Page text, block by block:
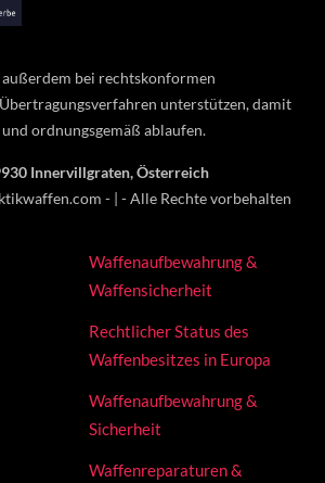
bei rechtskonformen
unterstützen, damit
ordnungsgemäß ablaufen.
Innervillgraten, Österreich
- | - Alle Rechte vorbehalten
Waffenaufbewahrung &
Waffensicherheit
Rechtlicher Status des
Waffenbesitzes in Europa
Waffenaufbewahrung &
Sicherheit
Waffenreparaturen &